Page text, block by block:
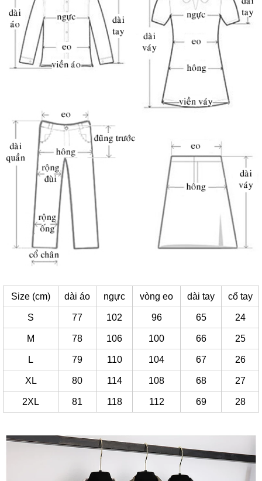
Size (cm) dài áo ngực vòng eo dài tay cổ tay
S 77 102 96 65 24
M 78 106 100 66 25
L 79 110 104 67 26
XL 80 114 108 68 27
2XL 81 118 112 69 28